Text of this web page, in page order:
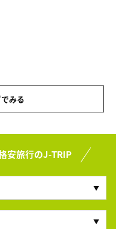
みる
安旅行のJ-TRIP